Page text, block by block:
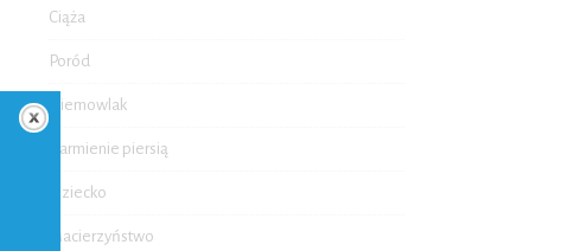
Ciąża
Poród
Niemowlak
Karmienie piersią
Dziecko
Macierzyństwo